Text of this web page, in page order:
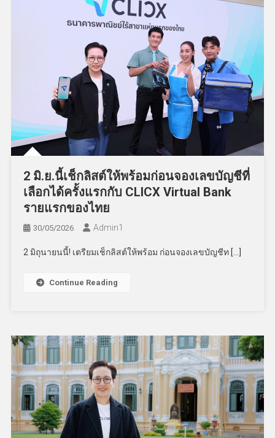
2 มิ.ย.นี้เช็กลิสต์ให้พร้อมก่อนจองเลขบัญชีที่
เลือกได้ครั้งแรกกับ CLICX Virtual Bank
รายแรกของไทย
30/05/2026 Admin​1
2 มิถุนายนนี้! เตรียมเช็กลิสต์ให้พร้อม ก่อนจองเลขบัญชีท […]
Continue Reading